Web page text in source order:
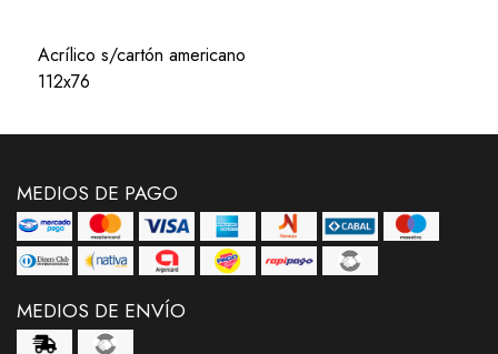
Acrílico s/cartón americano
112x76
MEDIOS DE PAGO
MEDIOS DE ENVÍO